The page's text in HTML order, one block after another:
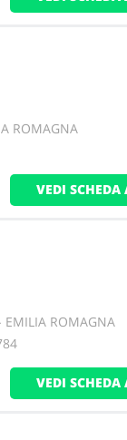
ROMAGNA
VEDI
ROMAGNA
VEDI